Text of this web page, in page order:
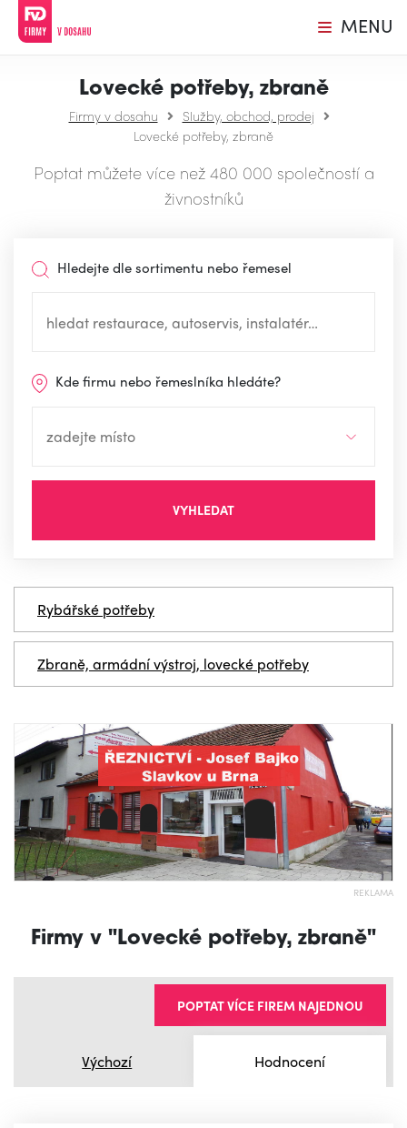
MENU
Lovecké potřeby, zbraně
Firmy v dosahu
Služby, obchod, prodej
Lovecké potřeby, zbraně
Poptat můžete více než 480 000 společností a
živnostníků
Hledejte dle sortimentu nebo řemesel
Kde firmu nebo řemeslníka hledáte?
VYHLEDAT
Rybářské potřeby
Zbraně, armádní výstroj, lovecké potřeby
REKLAMA
Firmy v "Lovecké potřeby, zbraně"
Výchozí Hodnocení
POPTAT VÍCE FIREM NAJEDNOU